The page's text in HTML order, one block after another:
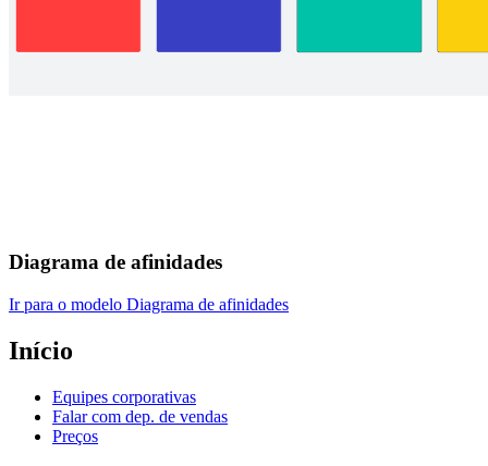
Diagrama de afinidades
Ir para o modelo Diagrama de afinidades
Início
Equipes corporativas
Falar com dep. de vendas
Preços